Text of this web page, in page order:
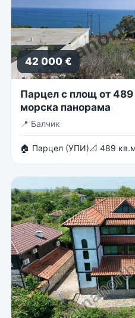
42 000 €
Парцел с площ от
морска панорама
📍 Балчик
🏠 Парцел (УПИ)📐 489